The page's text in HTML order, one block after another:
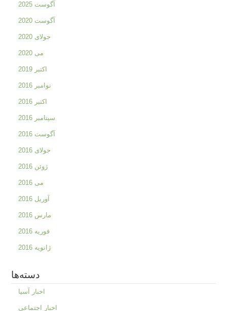
آگوست 2025
آگوست 2020
جولای 2020
می 2020
اکتبر 2019
نوامبر 2016
اکتبر 2016
سپتامبر 2016
آگوست 2016
جولای 2016
ژوئن 2016
می 2016
آوریل 2016
مارس 2016
فوریه 2016
ژانویه 2016
دسته‌ها
اخبار آسیا
اخبار اجتماعی